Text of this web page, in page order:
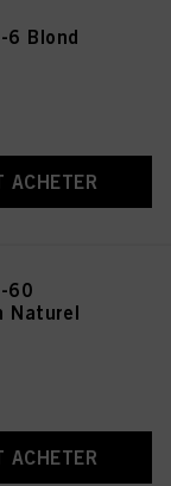
6 Blond
ACHETER
60
Naturel
ACHETER